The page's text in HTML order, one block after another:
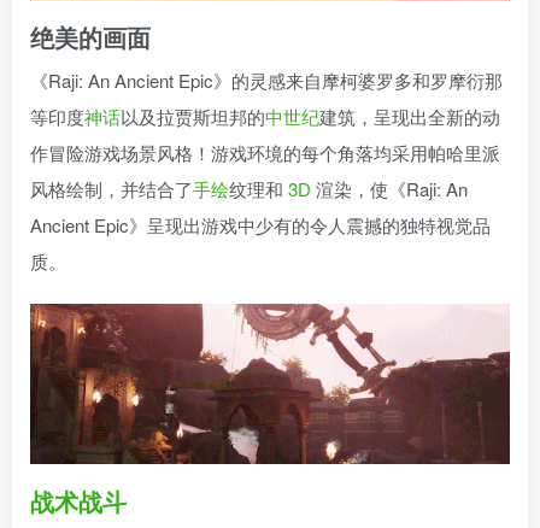
绝美的画面
《Raji: An Ancient Epic》的灵感来自摩柯婆罗多和罗摩衍那
等印度神话以及拉贾斯坦邦的中世纪建筑，呈现出全新的动
作冒险游戏场景风格！游戏环境的每个角落均采用帕哈里派
风格绘制，并结合了手绘纹理和 3D 渲染，使《Raji: An
Ancient Epic》呈现出游戏中少有的令人震撼的独特视觉品
质。
战术战斗